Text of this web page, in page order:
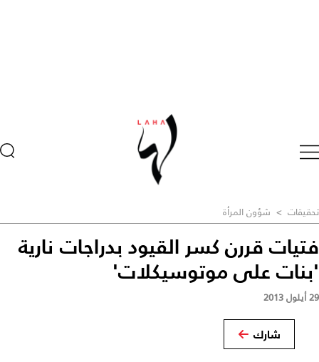
تحقيقات > شؤون المرأة
فتيات قررن كسر القيود بدراجات نارية
'بنات على موتوسيكلات'
29 أيلول 2013
شارك